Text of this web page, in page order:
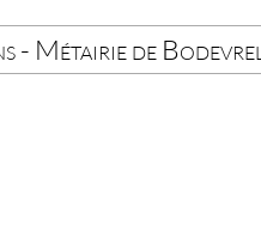
- Métairie de